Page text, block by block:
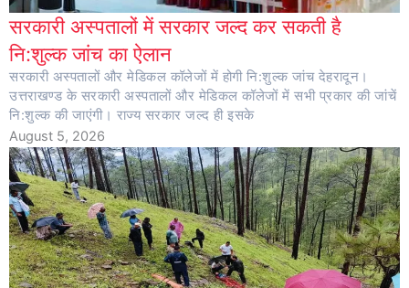
सरकारी अस्पतालों में सरकार जल्द कर सकती है
नि:शुल्क जांच का ऐलान
सरकारी अस्पतालों और मेडिकल कॉलेजों में होगी नि:शुल्क जांच देहरादून।
उत्तराखण्ड के सरकारी अस्पतालों और मेडिकल कॉलेजों में सभी प्रकार की जांचें
नि:शुल्क की जाएंगी। राज्य सरकार जल्द ही इसके
August 5, 2026